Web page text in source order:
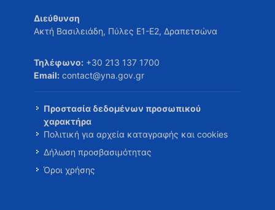
Διεύθυνση
Ακτή Βασιλειάδη, Πύλες Ε1-Ε2, Δραπετσώνα
Τηλέφωνο: +30 213 137 1700
Email: contact@yna.gov.gr
Προστασία δεδομένων προσωπικού
χαρακτήρα
Πολιτική για αρχεία καταγραφής και cookies
Δήλωση προσβασιμότητας
Όροι χρήσης